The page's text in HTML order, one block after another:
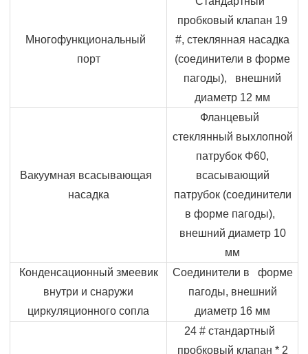
Многофункциональный
порт
пробковый клапан 19
#, стеклянная насадка
(соединители в форме
пагоды), внешний
диаметр 12 мм
Вакуумная всасывающая
насадка
Фланцевый
стеклянный выхлопной
патрубок Φ60,
всасывающий
патрубок (соединители
в форме пагоды),
внешний диаметр 10
мм
Конденсационный змеевик
внутри и снаружи
циркуляционного сопла
Соединители в форме
пагоды, внешний
диаметр 16 мм
24 # стандартный
пробковый клапан * 2